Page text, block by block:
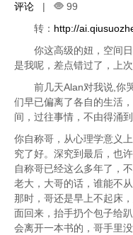
评论 |
99
转： http://
你这高级的妞，空间
是我呢，差点错过了，上
前几天Alan对我说,你
们早已偏离了各自的生活
间，过往事情，不由得涌到
你自称哥，从心理学意义
究了好。深究到最后，也
自称哥已经这么多年了，
老大，大哥的话，谁能不从
那时，哥还是早上不起床
面回来，抬手扔个包子给
会离开一本书的，哥手里